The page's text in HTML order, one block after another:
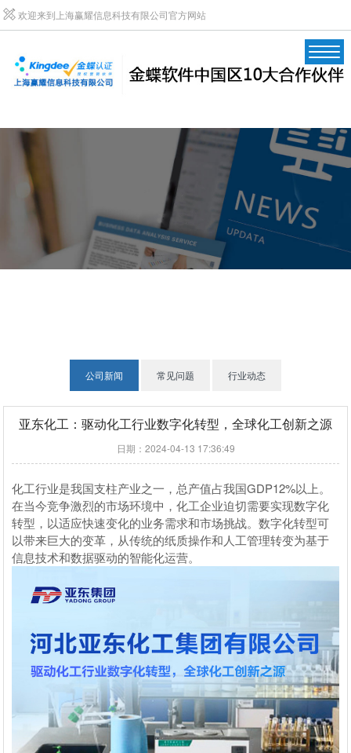
欢迎来到上海赢耀信息科技有限公司官方网站
公司新闻 常见问题 行业动态
亚东化工：驱动化工行业数字化转型，全球化工创新之源
日期：2024-04-13 17:36:49
化工行业是我国支柱产业之一，总产值占我国GDP12%以上。
在当今竞争激烈的市场环境中，化工企业迫切需要实现数字化
转型，以适应快速变化的业务需求和市场挑战。数字化转型可
以带来巨大的变革，从传统的纸质操作和人工管理转变为基于
信息技术和数据驱动的智能化运营。